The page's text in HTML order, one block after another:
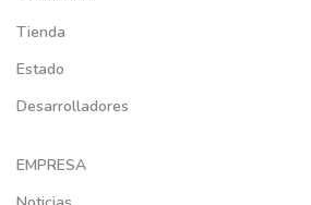
Tienda
Estado
Desarrolladores
EMPRESA